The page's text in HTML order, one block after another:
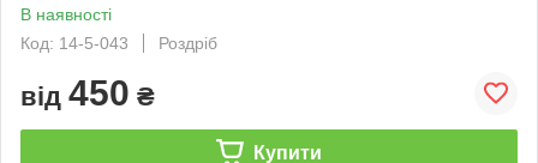
В наявності
Код: 14-5-043
Роздріб
від 450 ₴
Купити